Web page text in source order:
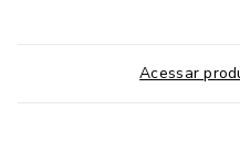
- Tratamento eAcessar